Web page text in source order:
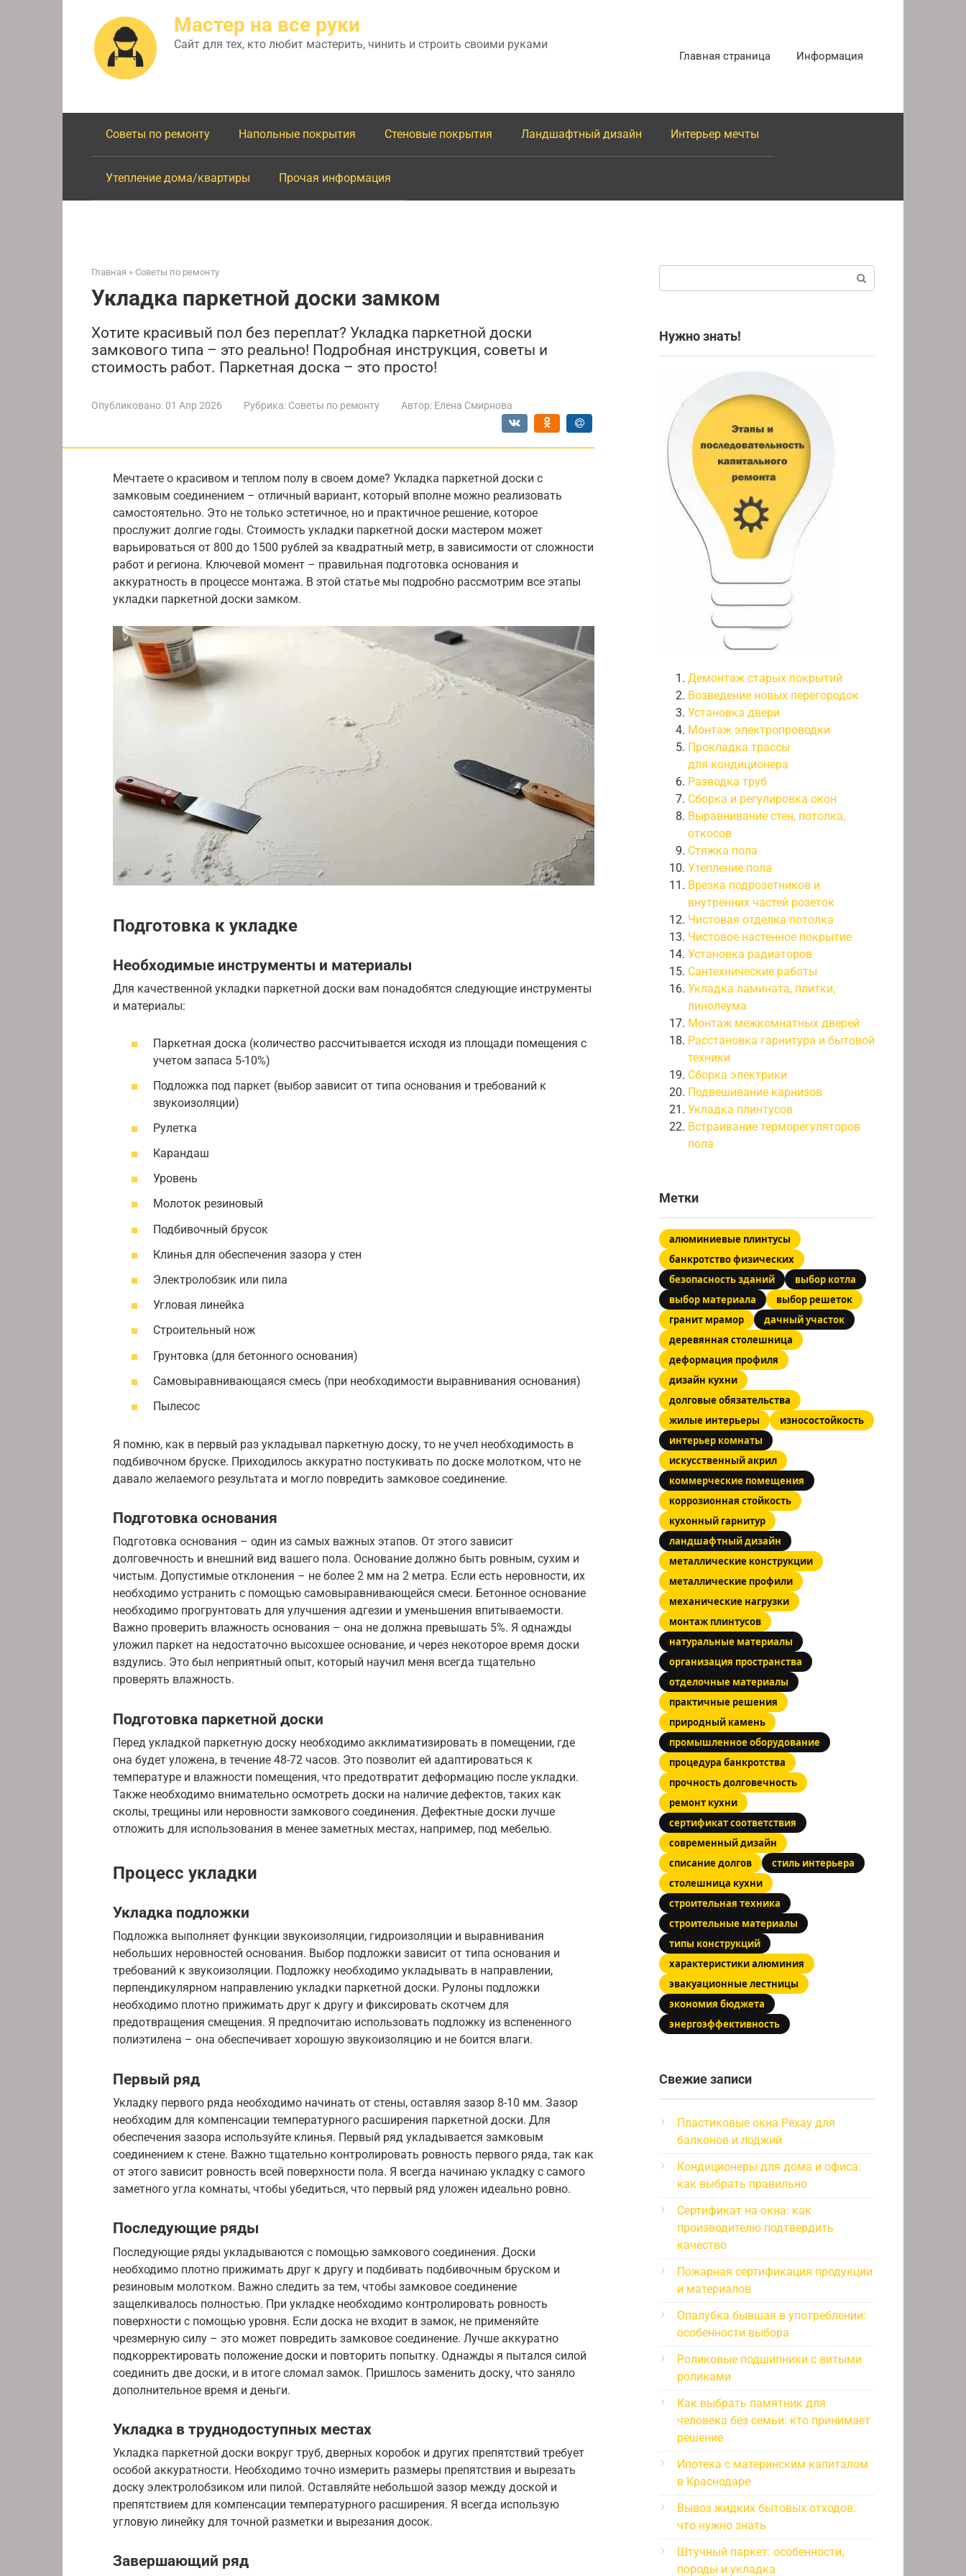
Мастер на все руки
Сайт для тех, кто любит мастерить, чинить и строить своими руками
Главная страница Информация
Советы по ремонту Напольные покрытия Стеновые покрытия Ландшафтный дизайн Интерьер мечты
Утепление дома/квартиры Прочая информация
Главная » Советы по ремонту
Укладка паркетной доски замком
Хотите красивый пол без переплат? Укладка паркетной доски
замкового типа – это реально! Подробная инструкция, советы и
стоимость работ. Паркетная доска – это просто!
Опубликовано: 01 Апр 2026 Рубрика: Советы по ремонту Автор: Елена Смирнова
Мечтаете о красивом и теплом полу в своем доме? Укладка паркетной доски с
замковым соединением – отличный вариант, который вполне можно реализовать
самостоятельно. Это не только эстетичное, но и практичное решение, которое
прослужит долгие годы. Стоимость укладки паркетной доски мастером может
варьироваться от 800 до 1500 рублей за квадратный метр, в зависимости от сложности
работ и региона. Ключевой момент – правильная подготовка основания и
аккуратность в процессе монтажа. В этой статье мы подробно рассмотрим все этапы
укладки паркетной доски замком.
Подготовка к укладке
Необходимые инструменты и материалы
Для качественной укладки паркетной доски вам понадобятся следующие инструменты
и материалы:
Паркетная доска (количество рассчитывается исходя из площади помещения с
учетом запаса 5-10%)
Подложка под паркет (выбор зависит от типа основания и требований к
звукоизоляции)
Рулетка
Карандаш
Уровень
Молоток резиновый
Подбивочный брусок
Клинья для обеспечения зазора у стен
Электролобзик или пила
Угловая линейка
Строительный нож
Грунтовка (для бетонного основания)
Самовыравнивающаяся смесь (при необходимости выравнивания основания)
Пылесос
Я помню, как в первый раз укладывал паркетную доску, то не учел необходимость в
подбивочном бруске. Приходилось аккуратно постукивать по доске молотком, что не
давало желаемого результата и могло повредить замковое соединение.
Подготовка основания
Подготовка основания – один из самых важных этапов. От этого зависит
долговечность и внешний вид вашего пола. Основание должно быть ровным, сухим и
чистым. Допустимые отклонения – не более 2 мм на 2 метра. Если есть неровности, их
необходимо устранить с помощью самовыравнивающейся смеси. Бетонное основание
необходимо прогрунтовать для улучшения адгезии и уменьшения впитываемости.
Важно проверить влажность основания – она не должна превышать 5%. Я однажды
уложил паркет на недостаточно высохшее основание, и через некоторое время доски
вздулись. Это был неприятный опыт, который научил меня всегда тщательно
проверять влажность.
Подготовка паркетной доски
Перед укладкой паркетную доску необходимо акклиматизировать в помещении, где
она будет уложена, в течение 48-72 часов. Это позволит ей адаптироваться к
температуре и влажности помещения, что предотвратит деформацию после укладки.
Также необходимо внимательно осмотреть доски на наличие дефектов, таких как
сколы, трещины или неровности замкового соединения. Дефектные доски лучше
отложить для использования в менее заметных местах, например, под мебелью.
Процесс укладки
Укладка подложки
Подложка выполняет функции звукоизоляции, гидроизоляции и выравнивания
небольших неровностей основания. Выбор подложки зависит от типа основания и
требований к звукоизоляции. Подложку необходимо укладывать в направлении,
перпендикулярном направлению укладки паркетной доски. Рулоны подложки
необходимо плотно прижимать друг к другу и фиксировать скотчем для
предотвращения смещения. Я предпочитаю использовать подложку из вспененного
полиэтилена – она обеспечивает хорошую звукоизоляцию и не боится влаги.
Первый ряд
Укладку первого ряда необходимо начинать от стены, оставляя зазор 8-10 мм. Зазор
необходим для компенсации температурного расширения паркетной доски. Для
обеспечения зазора используйте клинья. Первый ряд укладывается замковым
соединением к стене. Важно тщательно контролировать ровность первого ряда, так как
от этого зависит ровность всей поверхности пола. Я всегда начинаю укладку с самого
заметного угла комнаты, чтобы убедиться, что первый ряд уложен идеально ровно.
Последующие ряды
Последующие ряды укладываются с помощью замкового соединения. Доски
необходимо плотно прижимать друг к другу и подбивать подбивочным бруском и
резиновым молотком. Важно следить за тем, чтобы замковое соединение
защелкивалось полностью. При укладке необходимо контролировать ровность
поверхности с помощью уровня. Если доска не входит в замок, не применяйте
чрезмерную силу – это может повредить замковое соединение. Лучше аккуратно
подкорректировать положение доски и повторить попытку. Однажды я пытался силой
соединить две доски, и в итоге сломал замок. Пришлось заменить доску, что заняло
дополнительное время и деньги.
Укладка в труднодоступных местах
Укладка паркетной доски вокруг труб, дверных коробок и других препятствий требует
особой аккуратности. Необходимо точно измерить размеры препятствия и вырезать
доску электролобзиком или пилой. Оставляйте небольшой зазор между доской и
препятствием для компенсации температурного расширения. Я всегда использую
угловую линейку для точной разметки и вырезания досок.
Завершающий ряд
Нужно знать!
Демонтаж старых покрытий
Возведение новых перегородок
Установка двери
Монтаж электропроводки
Прокладка трассы
для кондиционера
Разводка труб
Сборка и регулировка окон
Выравнивание стен, потолка,
откосов
Стяжка пола
Утепление пола
Врезка подрозетников и
внутренних частей розеток
Чистовая отделка потолка
Чистовое настенное покрытие
Установка радиаторов
Сантехнические работы
Укладка ламината, плитки,
линолеума
Монтаж межкомнатных дверей
Расстановка гарнитура и бытовой
техники
Сборка электрики
Подвешивание карнизов
Укладка плинтусов
Встраивание терморегуляторов
пола
Метки
алюминиевые плинтусы
банкротство физических
безопасность зданий
выбор котла
выбор материала
выбор решеток
гранит мрамор
дачный участок
деревянная столешница
деформация профиля
дизайн кухни
долговые обязательства
жилые интерьеры
износостойкость
интерьер комнаты
искусственный акрил
коммерческие помещения
коррозионная стойкость
кухонный гарнитур
ландшафтный дизайн
металлические конструкции
металлические профили
механические нагрузки
монтаж плинтусов
натуральные материалы
организация пространства
отделочные материалы
практичные решения
природный камень
промышленное оборудование
процедура банкротства
прочность долговечность
ремонт кухни
сертификат соответствия
современный дизайн
списание долгов
стиль интерьера
столешница кухни
строительная техника
строительные материалы
типы конструкций
характеристики алюминия
эвакуационные лестницы
экономия бюджета
энергоэффективность
Свежие записи
Пластиковые окна Рехау для
балконов и лоджий
Кондиционеры для дома и офиса:
как выбрать правильно
Сертификат на окна: как
производителю подтвердить
качество
Пожарная сертификация продукции
и материалов
Опалубка бывшая в употреблении:
особенности выбора
Роликовые подшипники с витыми
роликами
Как выбрать памятник для
человека без семьи: кто принимает
решение
Ипотека с материнским капиталом
в Краснодаре
Вывоз жидких бытовых отходов:
что нужно знать
Штучный паркет: особенности,
породы и укладка